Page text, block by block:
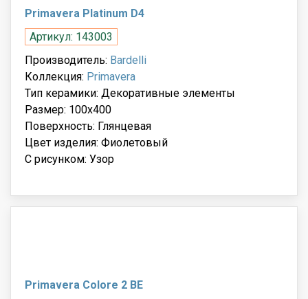
Primavera Platinum D4
Артикул: 143003
Производитель: Bardelli
Коллекция: Primavera
Тип керамики: Декоративные элементы
Размер: 100x400
Поверхность: Глянцевая
Цвет изделия: Фиолетовый
С рисунком: Узор
Primavera Colore 2 BE